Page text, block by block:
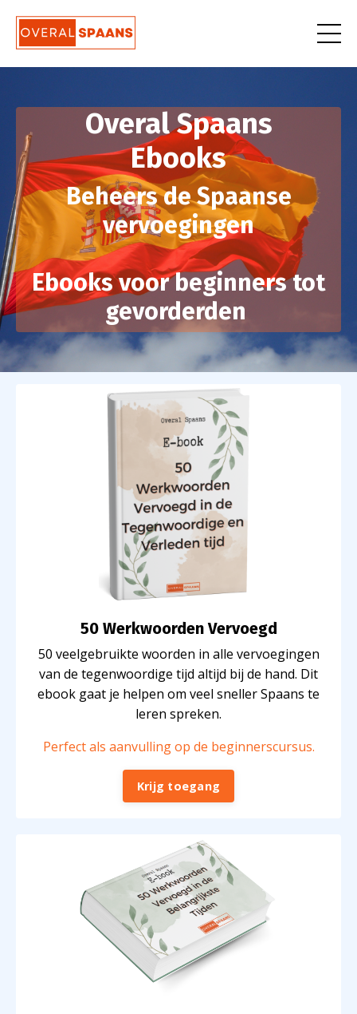
Overal Spaans
Ebooks
Beheers de Spaanse
vervoegingen
Ebooks voor beginners tot
gevorderden
50 Werkwoorden Vervoegd
50 veelgebruikte woorden in alle vervoegingen
van de tegenwoordige tijd altijd bij de hand. Dit
ebook gaat je helpen om veel sneller Spaans te
leren spreken.
Perfect als aanvulling op de beginnerscursus.
Krijg toegang